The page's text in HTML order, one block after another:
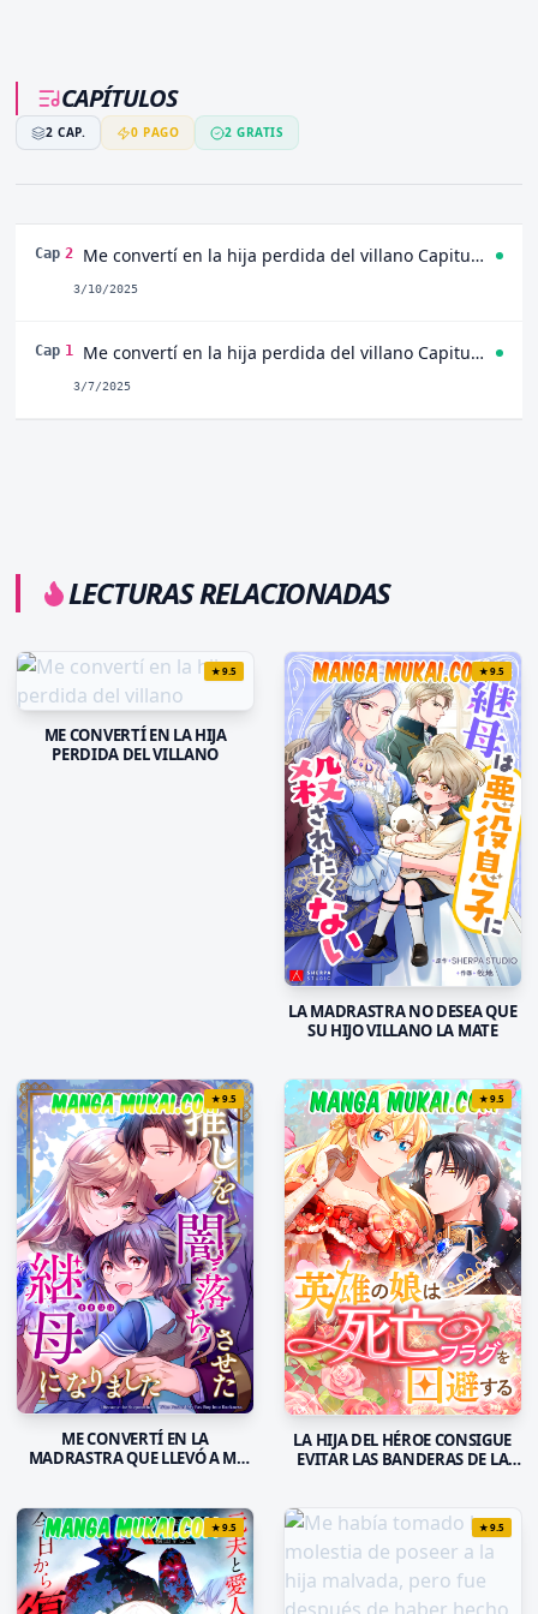
CAPÍTULOS
2 CAP. 0 PAGO 2 GRATIS
Cap 2 Me convertí en la hija perdida del villano Capitulo 2
3/10/2025
Cap 1 Me convertí en la hija perdida del villano Capitulo 1
3/7/2025
LECTURAS RELACIONADAS
★9.5
ME CONVERTÍ EN LA HIJA
PERDIDA DEL VILLANO
★9.5
LA MADRASTRA NO DESEA QUE
SU HIJO VILLANO LA MATE
★9.5
ME CONVERTÍ EN LA
MADRASTRA QUE LLEVÓ A MI
★9.5
LA HIJA DEL HÉROE CONSIGUE
EVITAR LAS BANDERAS DE LA
★9.5 ★9.5